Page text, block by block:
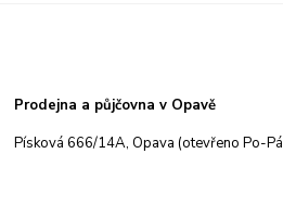
Prodejna a půjčovna v Opavě
Písková 666/14A, Opava (otevřeno Po-